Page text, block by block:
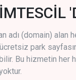
adı (domain) alan
park
Bu hizmetin her